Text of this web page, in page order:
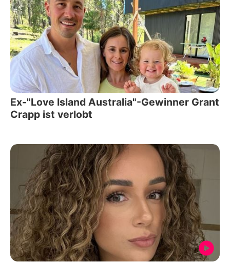
Ex-"Love Island Australia"-Gewinner Grant
Crapp ist verlobt